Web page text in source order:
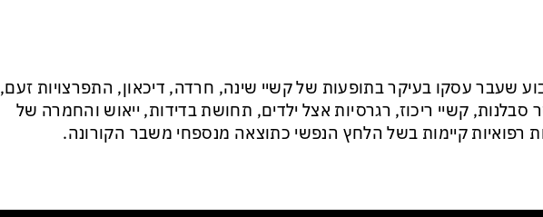
שעבר עסקו בעיקר בתופעות של קשיי שינה, חרדה, דיכאון, התפרצויות זעם,
סבלנות, קשיי ריכוז, רגרסיות אצל ילדים, תחושת בדידות, ייאוש והחמרה של
רפואיות קיימות בשל הלחץ הנפשי כתוצאה מנספחי משבר הקורונה.